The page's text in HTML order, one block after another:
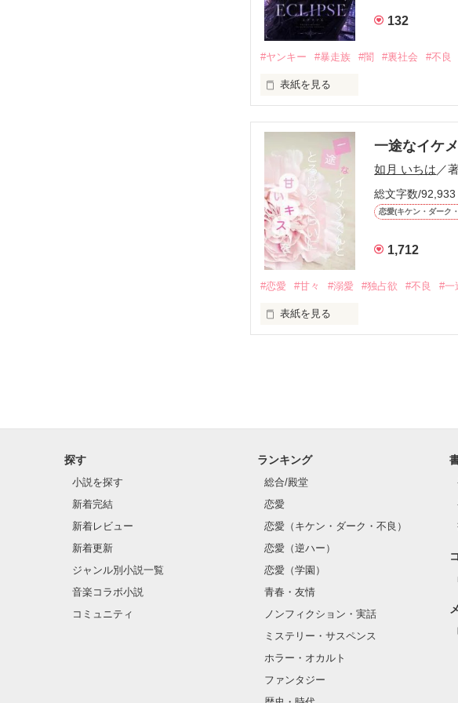
他の女の子には冷たいのに
「澪ちゃん。」
それは止まっていた恋が再び動き始
✨.ﾟ･*..☆.｡.:*✨.☆.｡.:. *:ﾟ✨.ﾟ･*..☆.｡
人見知りだけど優しい無自覚だけどモ
冴木澪-SaekiMio
×
基本女子に冷たいのに澪にはわんこ男
篠宮光-ShinomiyaHikaru
✨.ﾟ･*..☆.｡.:*✨.☆.｡.:. *:ﾟ✨.ﾟ･*..☆.｡
132
#ヤンキー #暴走族 #闇 #裏社会 #不良
表紙を見る
一途なイケ
如月 いちは ／
総文字数/92,933
恋愛(キケン・ダーク
1,712
#恋愛 #甘々 #溺愛 #独占欲 #不良 #一
表紙を見る
クラス替えをして隣の席になったの
金髪に近い明るい髪色
片耳には琥珀色のピアス
ほとんど笑顔なんて見せたことがな
そんな性格と見た目のせいで学校中の
探す
小説を探す
新着完結
新着レビュー
新着更新
ジャンル別小説一覧
音楽コラボ小説
コミュニティ
ランキング
総合/殿堂
恋愛
恋愛（キケン・ダーク・不良）
恋愛（逆ハー）
恋愛（学園）
青春・友情
ノンフィクション・実話
ミステリー・サスペンス
ホラー・オカルト
ファンタジー